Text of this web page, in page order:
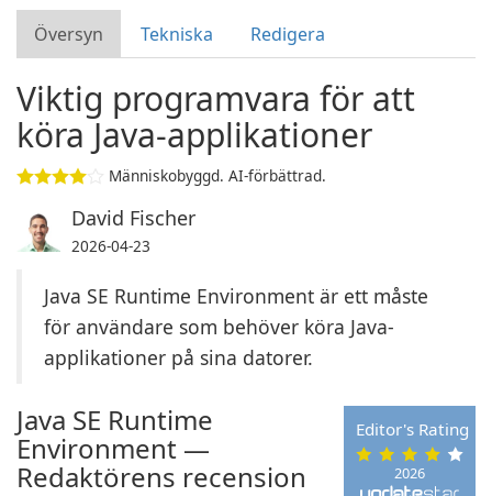
Översyn Tekniska Redigera
Viktig programvara för att
köra Java-applikationer
Människobyggd. AI-förbättrad.
David Fischer
2026-04-23
Java SE Runtime Environment är ett måste
för användare som behöver köra Java-
applikationer på sina datorer.
2026
Editor's Rating
Java SE Runtime
Environment —
Redaktörens recension